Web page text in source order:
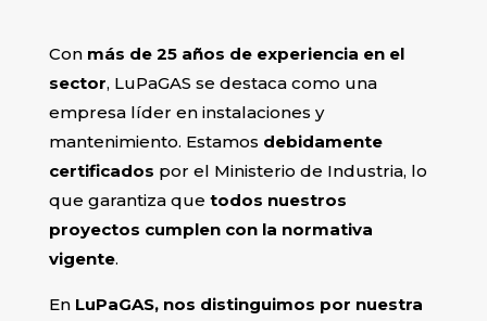
Con más de 25 años de experiencia en el
sector, LuPaGAS se destaca como una
empresa líder en instalaciones y
mantenimiento. Estamos debidamente
certificados por el Ministerio de Industria, lo
que garantiza que todos nuestros
proyectos cumplen con la normativa
vigente.
En LuPaGAS, nos distinguimos por nuestra